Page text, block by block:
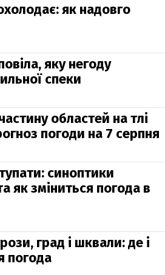
як надовго
яку негоду
спеки
областей на тлі
погоди на 7 серпня
синоптики
як зміниться погода в
град і шквали: де і
погода